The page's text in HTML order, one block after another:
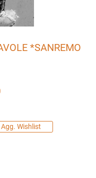
*SANREMO
Agg. Wishlist